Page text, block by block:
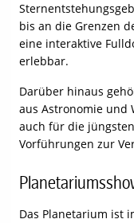
bis an die Grenzen
eine interaktive
erlebbar.
Darüber hinaus
aus Astronomie und
auch für die
Vorführungen zur
Das Planetarium ist